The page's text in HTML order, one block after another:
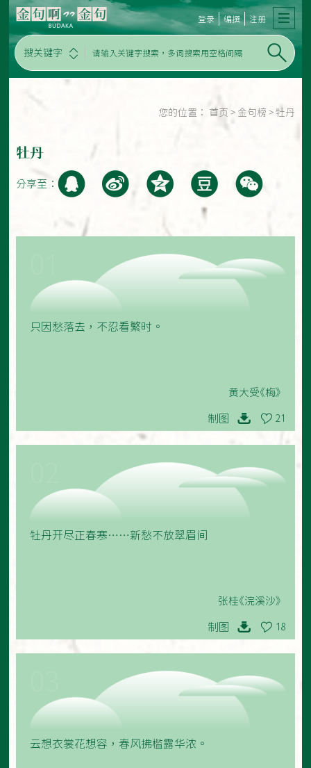
搜关键字
登录 编撰 注册
您的位置： 首页 > 金句榜 > 牡丹
牡丹
分享至：
只因愁落去，不忍看繁时。
黄大受《梅》
制图 21
牡丹开尽正春寒……新愁不放翠眉间
张桂《浣溪沙》
制图 18
云想衣裳花想容，春风拂槛露华浓。